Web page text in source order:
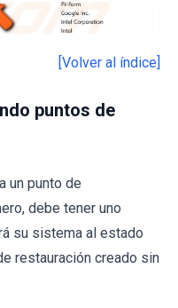
[Volver al índice]
puntos de
un punto de
debe tener uno
su sistema al estado
restauración creado sin